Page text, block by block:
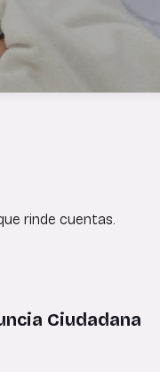
rinde cuentas.
Ciudadana